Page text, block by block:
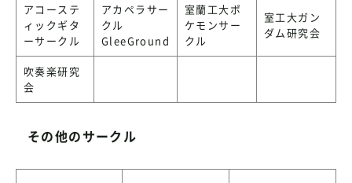
アコーステ
ィックギタ
ーサークル
アカペラサー
クル
GleeGround
室蘭工大ポ
ケモンサー
クル
室工大ガン
ダム研究会
吹奏楽研究
会
その他のサークル